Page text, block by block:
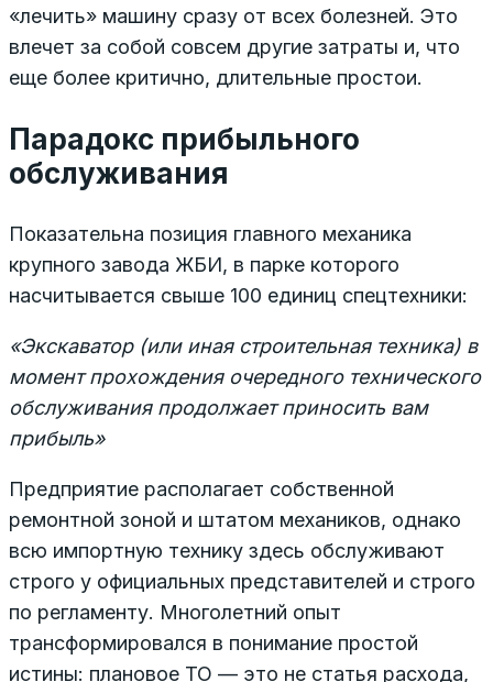
«лечить» машину сразу от всех болезней. Это
влечет за собой совсем другие затраты и, что
еще более критично, длительные простои.
Парадокс прибыльного
обслуживания
Показательна позиция главного механика
крупного завода ЖБИ, в парке которого
насчитывается свыше 100 единиц спецтехники:
«Экскаватор (или иная строительная техника) в
момент прохождения очередного технического
обслуживания продолжает приносить вам
прибыль»
Предприятие располагает собственной
ремонтной зоной и штатом механиков, однако
всю импортную технику здесь обслуживают
строго у официальных представителей и строго
по регламенту. Многолетний опыт
трансформировался в понимание простой
истины: плановое ТО — это не статья расхода,